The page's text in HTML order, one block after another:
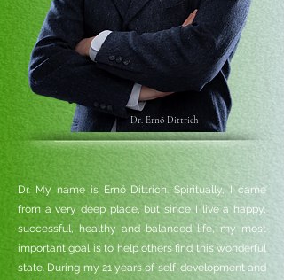
Dr. Ernő Dittrich
Dr. My name is Ernő Dittrich.Spiritually, I came
from a very deep place, but since I live a happy,
successful, healthy and balanced life, my most
important goal is to help others find this wonderful
state. During my 21 years of self-development and